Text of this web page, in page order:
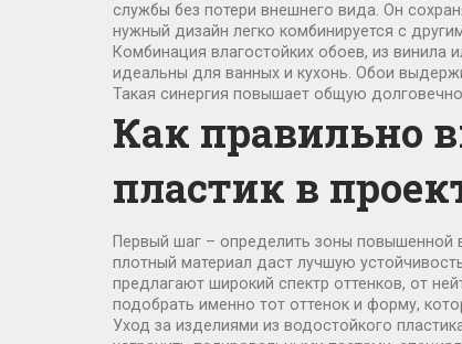
службы без потери внешнего вида. Он
нужный дизайн легко комбинируется с
Комбинация влагостойких обоев, из винила
идеальны для ванных и кухонь. Обои
Такая синергия повышает общую
Как правильно
пластик в
Первый шаг – определить зоны повышенной
плотный материал даст лучшую
предлагают широкий спектр оттенков, от
подобрать именно тот оттенок и форму,
Уход за изделиями из водостойкого